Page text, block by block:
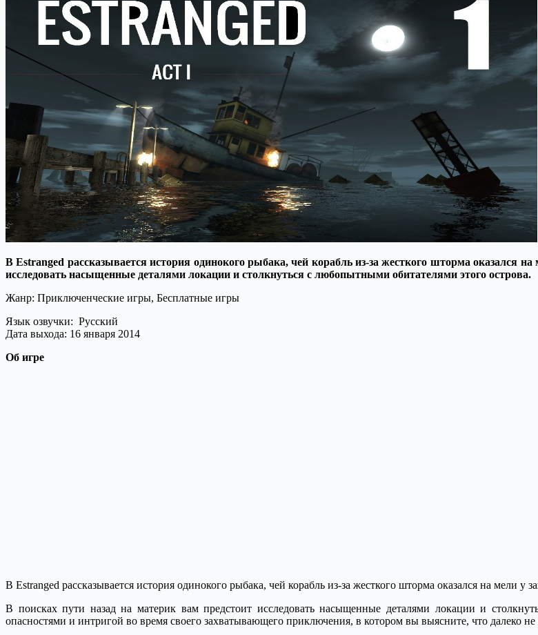
В Estranged рассказывается история одинокого рыбака, чей корабль из-за жесткого шторма оказался
исследовать насыщенные деталями локации и столкнуться с любопытными обитателями этого острова.
Жанр: Приключенческие игры, Бесплатные игры
Язык озвучки: Русский
Дата выхода: 16 января 2014
Об игре
В Estranged рассказывается история одинокого рыбака, чей корабль из-за жесткого шторма оказался на мели у
В поисках пути назад на материк вам предстоит исследовать насыщенные деталями локации и
опасностями и интригой во время своего захватывающего приключения, в котором вы выясните, что далеко не